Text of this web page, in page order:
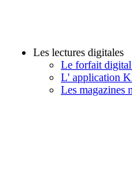
Les lectures digitales
Le forfait
L' application
Les magazines